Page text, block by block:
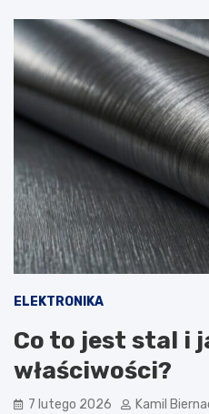
ELEKTRONIKA
Co to jest stal i
właściwości?
7 lutego 2026 Kamil